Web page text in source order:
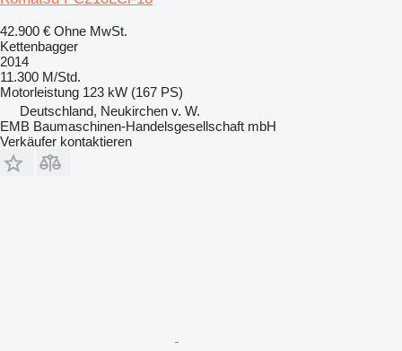
42.900 € Ohne MwSt.
Kettenbagger
2014
11.300 M/Std.
Motorleistung 123 kW (167 PS)
Deutschland, Neukirchen v. W.
EMB Baumaschinen-Handelsgesellschaft mbH
Verkäufer kontaktieren